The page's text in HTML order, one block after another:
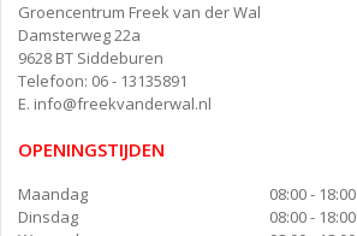
Groencentrum Freek van der Wal
Damsterweg 22a
9628 BT Siddeburen
Telefoon: 06 - 13135891
E. info@freekvanderwal.nl
OPENINGSTIJDEN
Maandag
08:00 - 18:00
Dinsdag
08:00 - 18:00